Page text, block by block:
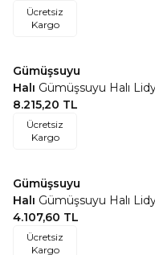
Renkli
Ücretsiz
Kargo
Favorilere Ekle
Gümüşsuyu
Halı Gümüşsuyu Halı
16111 Krem
8.215,20 TL
Ücretsiz
Kargo
Favorilere Ekle
Gümüşsuyu
Halı Gümüşsuyu Halı
16114 Gri
4.107,60 TL
Ücretsiz
Kargo